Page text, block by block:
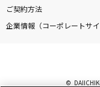
ご契約方法
企業情報（コーポレートサイ
©